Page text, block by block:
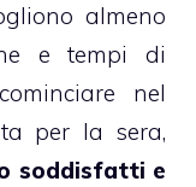
almeno
e tempi di
nel
per la sera,
soddisfatti e